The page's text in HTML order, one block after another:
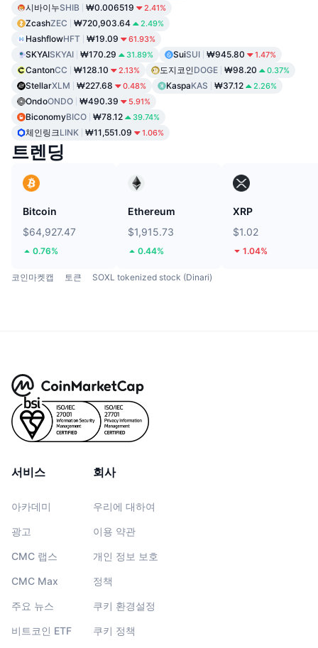
시바이누SHIB ₩0.006519 2.41%
ZcashZEC ₩720,903.64 2.49%
HashflowHFT ₩19.09 61.93%
SKYAISKYAI ₩170.29 31.89% SuiSUI ₩945.80 1.47%
CantonCC ₩128.10 2.13% 도지코인DOGE ₩98.20 0.37%
StellarXLM ₩227.68 0.48% KaspaKAS ₩37.12 2.26%
OndoONDO ₩490.39 5.91%
BiconomyBICO ₩78.12 39.74%
체인링크 LINK ₩11,551.09 1.06%
트렌딩
Bitcoin
$64,927.47
0.76%
Ethereum
$1,915.73
0.44%
XRP
$1.02
1.04%
코인마켓캡 토큰 SOXL tokenized stock (Dinari)
서비스
아카데미
광고
CMC 랩스
CMC Max
주요 뉴스
비트코인 ETF
회사
우리에 대하여
이용 약관
개인 정보 보호
정책
쿠키 환경설정
쿠키 정책